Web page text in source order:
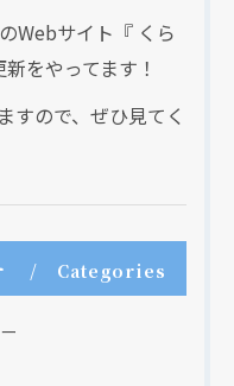
Webサイト『 くら
をやってます！
すので、ぜひ見てく
Categories